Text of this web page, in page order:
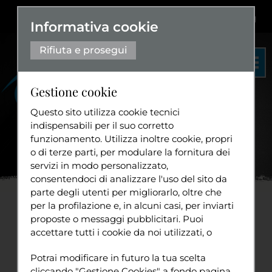
Dislessia Eng
Organigramma
Statuto
Diventa volontario
Sport
Home News Giornata
Giornata Internazionale
della Persona con
Informativa cookie
Rifiuta e prosegui
Gestione cookie
Questo sito utilizza cookie tecnici
indispensabili per il suo corretto
funzionamento. Utilizza inoltre cookie, propri
o di terze parti, per modulare la fornitura dei
servizi in modo personalizzato,
consentendoci di analizzare l'uso del sito da
parte degli utenti per migliorarlo, oltre che
per la profilazione e, in alcuni casi, per inviarti
proposte o messaggi pubblicitari. Puoi
accettare tutti i cookie da noi utilizzati, o
compaiono sulle pagine di questo sito,
Potrai modificare in futuro la tua scelta